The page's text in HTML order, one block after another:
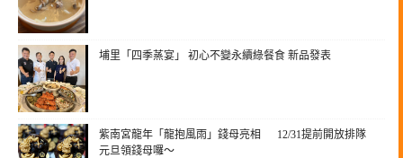
埔里「四季蒸宴」 初心不變永續綠餐食 新品發表
紫南宮龍年「龍抱風雨」錢母亮相 12/31提前開放排隊
元旦領錢母囉～